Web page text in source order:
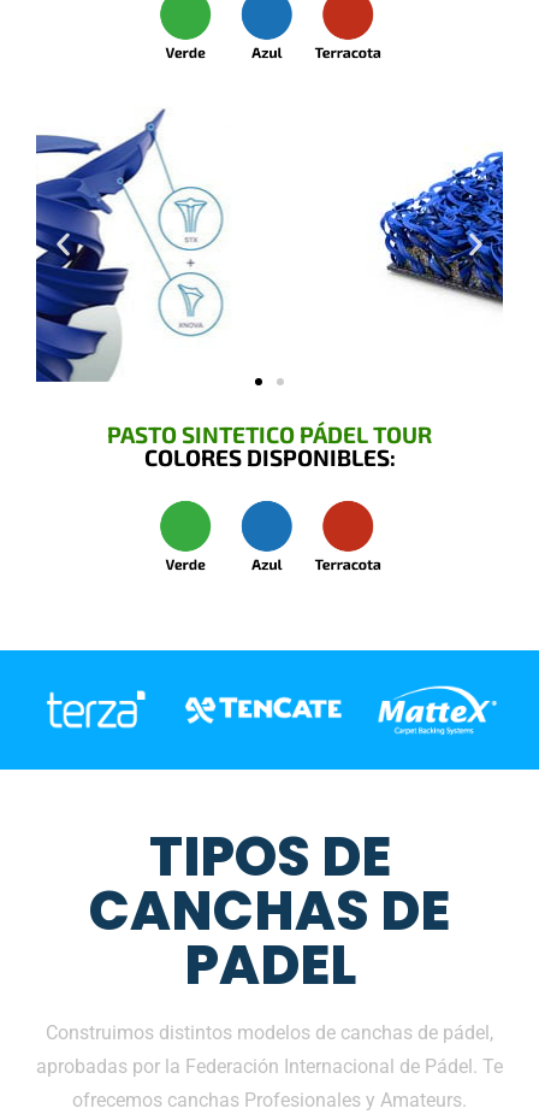
PASTO SINTETICO PÁDEL TOUR
COLORES DISPONIBLES:
TIPOS DE
CANCHAS DE
PADEL
Construimos distintos modelos de canchas de pádel,
aprobadas por la Federación Internacional de Pádel. Te
ofrecemos canchas Profesionales y Amateurs.